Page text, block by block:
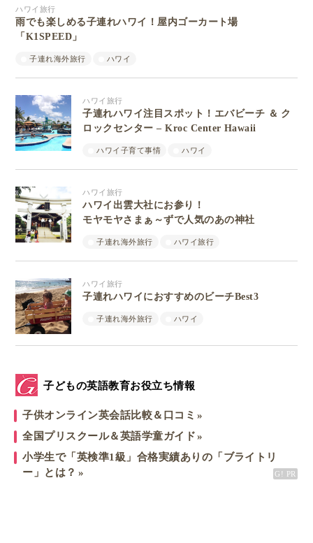
ハワイ旅行
雨でも楽しめる子連れハワイ！屋内ゴーカート場
「K1SPEED」
子連れ海外旅行 ハワイ
ハワイ旅行
子連れハワイ注目スポット！エバビーチ ＆ ク
ロックセンター – Kroc Center Hawaii
ハワイ子育て事情 ハワイ
ハワイ旅行
ハワイ出雲大社にお参り！
モヤモヤさまぁ～ずで人気のあの神社
子連れ海外旅行 ハワイ旅行
ハワイ旅行
子連れハワイにおすすめのビーチBest3
子連れ海外旅行 ハワイ
子どもの英語教育お役立ち情報
子供オンライン英会話比較＆口コミ
全国プリスクール＆英語学童ガイド
小学生で「英検準1級」合格実績ありの「ブライトリ
ー」とは？